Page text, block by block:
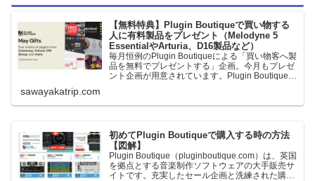
【無料特典】Plugin Boutiqueで買い物する
人に有料製品をプレゼント（Melodyne 5
EssentialやArturia、D16製品など）
毎月恒例のPlugin Boutiqueによる「買い物客へ製
品を無料でプレゼントする」企画。今月もプレゼ
ント企画が用意されています。Plugin Boutiqueで
ます。＊無料配布終了予定日：日本時間：
sawayakatrip.com
初めてPlugin Boutiqueで購入する時の方法
【図解】
Plugin Boutique（pluginboutique.com）は、英国
を拠点とする音楽制作ソフトウェアの大手販売サ
イトです。充実したセール企画と洗練された購入